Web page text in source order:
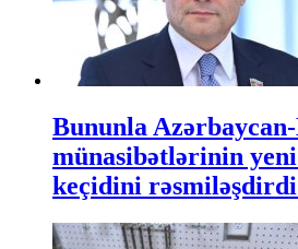
Bununla
münasibətlərinin
keçidini